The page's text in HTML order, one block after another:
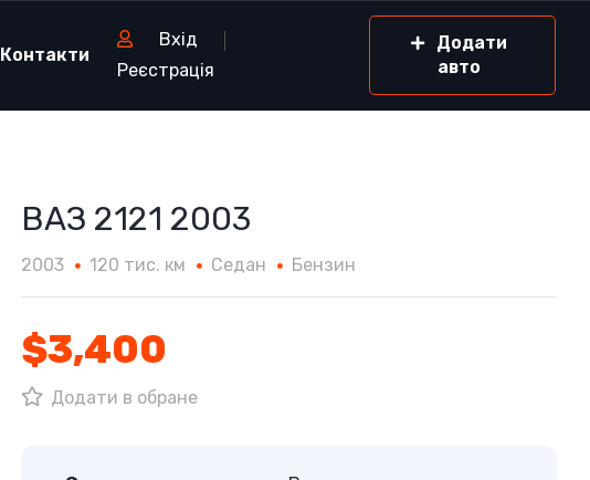
Контакти
Вхід
Реєстрація
Додати
авто
ВАЗ 2121 2003
2003 120 тис. км Седан Бензин
$3,400
Додати в обране